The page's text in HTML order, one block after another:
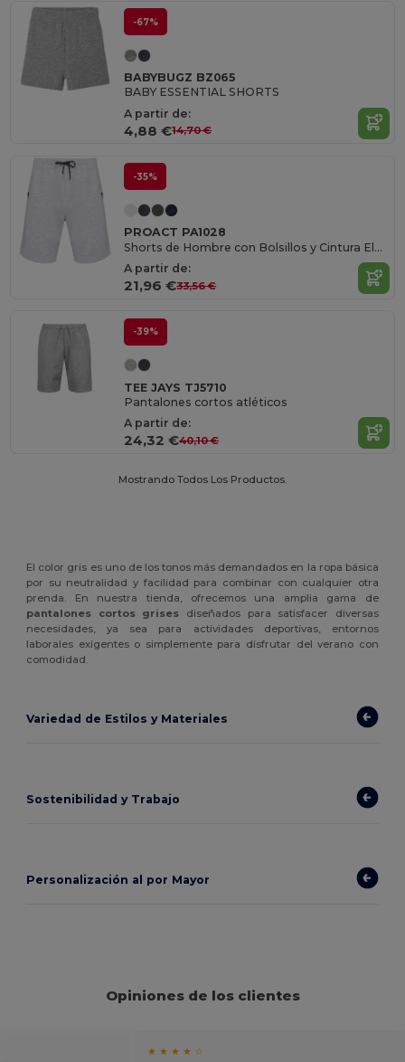
-67%
BABYBUGZ BZ065
BABY ESSENTIAL SHORTS
A partir de:
4,88 €14,70 €
-35%
PROACT PA1028
Shorts de Hombre con Bolsillos y Cintura Elástica
A partir de:
21,96 €33,56 €
-39%
TEE JAYS TJ5710
Pantalones cortos atléticos
A partir de:
24,32 €40,10 €
Mostrando Todos Los Productos.
El color gris es uno de los tonos más demandados en la ropa básica
por su neutralidad y facilidad para combinar con cualquier otra
prenda. En nuestra tienda, ofrecemos una amplia gama de
pantalones cortos grises diseñados para satisfacer diversas
necesidades, ya sea para actividades deportivas, entornos
laborales exigentes o simplemente para disfrutar del verano con
comodidad.
Variedad de Estilos y Materiales
Sostenibilidad y Trabajo
Personalización al por Mayor
Opiniones de los clientes
★ ★ ★ ★ ☆